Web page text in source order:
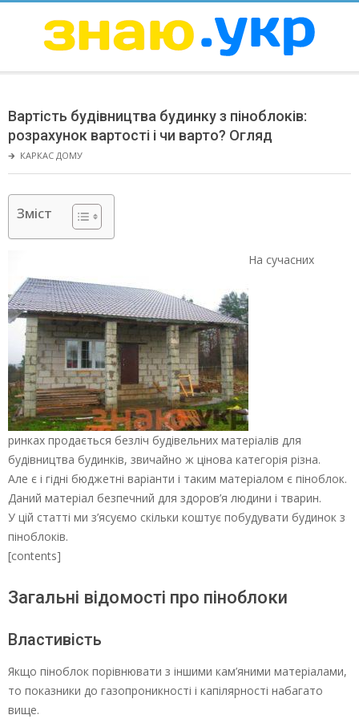
ЗНАЮ
Menu
Вартість будівництва будинку з піноблоків:
розрахунок вартості і чи варто? Огляд
🡲 КАРКАС ДОМУ
Зміст
На сучасних
ринках продається безліч будівельних матеріалів для
будівництва будинків, звичайно ж цінова категорія різна.
Але є і гідні бюджетні варіанти і таким матеріалом є піноблок.
Даний матеріал безпечний для здоров’я людини і тварин.
У цій статті ми з’ясуємо скільки коштує побудувати будинок з
піноблоків.
[contents]
Загальні відомості про піноблоки
Властивість
Якщо піноблок порівнювати з іншими кам’яними матеріалами,
то показники до газопроникності і капілярності набагато
вище.